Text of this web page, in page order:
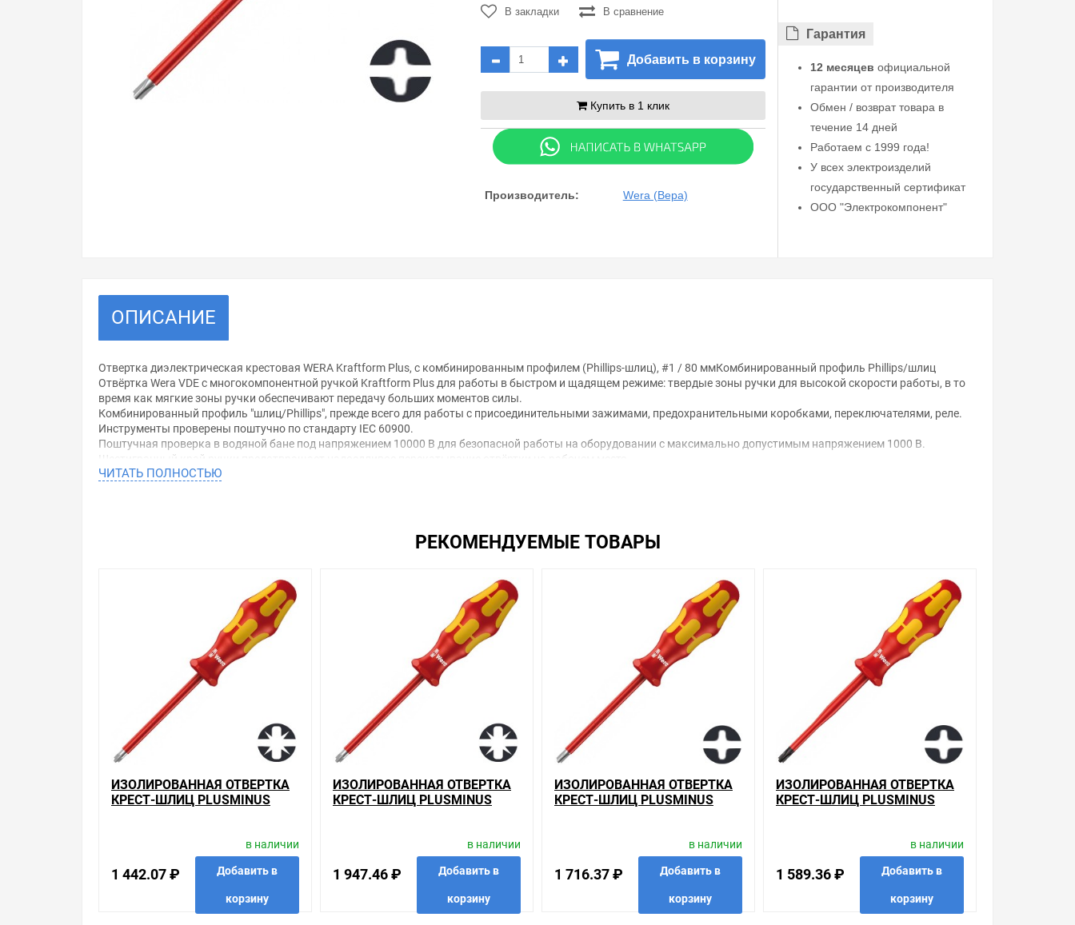
В закладки В сравнение
Добавить в корзину
Купить в 1 клик
Производитель: Wera (Вера)
Гарантия
12 месяцев официальной
гарантии от производителя
Обмен / возврат товара в
течение 14 дней
Работаем с 1999 года!
У всех электроизделий
государственный сертификат
ООО "Электрокомпонент"
ОПИСАНИЕ
Отвертка диэлектрическая крестовая WERA Kraftform Plus, с комбинированным профилем (Phillips-шлиц), #1 / 80 ммКомбинированный профиль Phillips/шлиц
Отвёртка Wera VDE с многокомпонентной ручкой Kraftform Plus для работы в быстром и щадящем режиме: твердые зоны ручки для высокой скорости работы, в то
время как мягкие зоны ручки обеспечивают передачу больших моментов силы.
Комбинированный профиль "шлиц/Phillips", прежде всего для работы с присоединительными зажимами, предохранительными коробками, переключателями, реле.
Инструменты проверены поштучно по стандарту IEC 60900.
Поштучная проверка в водяной бане под напряжением 10000 В для безопасной работы на оборудовании с максимально допустимым напряжением 1000 В.
Шестигранный край ручки предотвращает надоедливое перекатывание отвёртки на рабочем месте.
Преимущества:Многокомпонентная рукоятка Kraftform
Обращаем Ваше внимание, что размещенная на данном сайте справочная информация о товарах не является офертой, наличие и стоимость оборудования
необходимо уточнить у менеджеров, которые с удовольствием помогут Вам в выборе оборудования и оформлении на него заказа.
Производитель оставляет за собой право изменять внешний вид, технические характеристики и комплектацию без уведомления.
Цена на Изолированная отвертка крест-шлиц PlusMinus PH/S1 x 80mm Wera Kraftform 162 i PH/S VDE 1000V , у нас всегда одни из лучших. Сравните с прайсом в
других магазинах, и вы поймете, что у нас оптимальное соотношение цены, качества и ассортимента. Перечень товаров, которые мы продаем, насчитывает десятки
тысяч позиций. На сайте можно найти как товары, пользующиеся повышенным спросом, так и то, что в других магазинах купить сложно. Ассортимент – это то, чему
мы уделяем особое внимание. Кроме того, ставка делается на безопасность и качество продукции. Так же цена - 1 323.88 ₽ может быть для Вас и ниже так как у нас
действуют хорошие скидки для оптовых покупателей.
Мы предлагаем большой выбор товаров из категории
Диэлектрические отвертки VDE крест/шлиц "PlusMinus" до 1000В
Весь товар сертифицирован, отвечает требованиям качества. Мы работаем с проверенными поставщиками, продаем товар от давно зарекомендовавших себя
брендов.
Быстрая доставка в любой город – несколько вариантов, вы всегда можете выбрать наиболее удобный. Изолированная отвертка крест-шлиц PlusMinus PH/S1 x
80mm Wera Kraftform 162 i PH/S VDE 1000V , можно получить в пункте выдачи, или заказать курьерскую доставку до двери. Закажите выгодную доставку в Ваш
ЧИТАТЬ ПОЛНОСТЬЮ
РЕКОМЕНДУЕМЫЕ ТОВАРЫ
ИЗОЛИРОВАННАЯ ОТВЕРТКА
КРЕСТ-ШЛИЦ PLUSMINUS
1 442.07 ₽
в наличии
Добавить в
корзину
ИЗОЛИРОВАННАЯ ОТВЕРТКА
КРЕСТ-ШЛИЦ PLUSMINUS
1 947.46 ₽
в наличии
Добавить в
корзину
ИЗОЛИРОВАННАЯ ОТВЕРТКА
КРЕСТ-ШЛИЦ PLUSMINUS
1 716.37 ₽
в наличии
Добавить в
корзину
ИЗОЛИРОВАННАЯ ОТВЕРТКА
КРЕСТ-ШЛИЦ PLUSMINUS
1 589.36 ₽
в наличии
Добавить в
корзину